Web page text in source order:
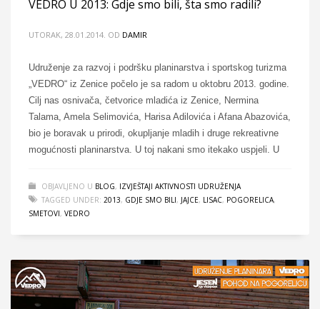
VEDRO U 2013: Gdje smo bili, šta smo radili?
UTORAK, 28.01.2014. OD DAMIR
Udruženje za razvoj i podršku planinarstva i sportskog turizma
„VEDRO“ iz Zenice počelo je sa radom u oktobru 2013. godine.
Cilj nas osnivača, četvorice mladića iz Zenice, Nermina
Talama, Amela Selimovića, Harisa Adilovića i Afana Abazovića,
bio je boravak u prirodi, okupljanje mladih i druge rekreativne
mogućnosti planinarstva. U toj nakani smo itekako uspjeli. U
OBJAVLJENO U BLOG, IZVJEŠTAJI AKTIVNOSTI UDRUŽENJA
TAGGED UNDER: 2013, GDJE SMO BILI, JAJCE, LISAC, POGORELICA,
SMETOVI, VEDRO